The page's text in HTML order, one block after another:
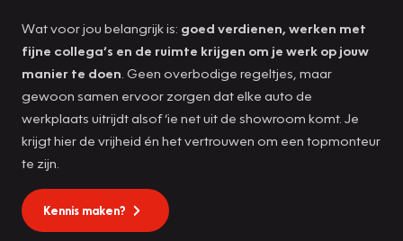
Wat voor jou belangrijk is: goed verdienen, werken met
fijne collega’s en de ruimte krijgen om je werk op jouw
manier te doen . Geen overbodige regeltjes, maar
gewoon samen ervoor zorgen dat elke auto de
werkplaats uitrijdt alsof ‘ie net uit de showroom komt. Je
krijgt hier de vrijheid én het vertrouwen om een topmonteur
te zijn.
Kennis maken?